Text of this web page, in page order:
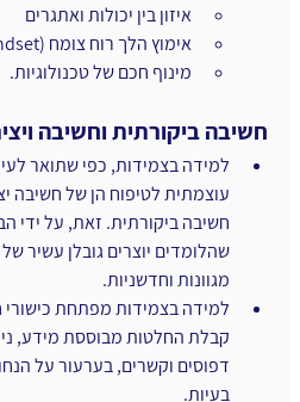
איזון בין יכולות ואתגרים
אימוץ הלך רוח צומח (Growth Mindset)
מינוף חכם של טכנולוגיות.
חשיבה ביקורתית וחשיבה
למידה בצמידות, כפי שתואר
עוצמתית לטיפוח הן של חשיבה
חשיבה ביקורתית. זאת, על ידי
שהלומדים יוצרים גובלן עשיר
מגוונות וחדשניות.
למידה בצמידות מפתחת כישורי
קבלת החלטות מבוססת מידע,
דפוסים וקשרים, בערעור על
בעיות.